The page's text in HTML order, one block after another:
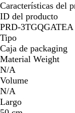
Características del
ID del producto
PRD-3TGQGATEA
Tipo
Caja de packaging
Material Weight
N/A
Volume
N/A
Largo